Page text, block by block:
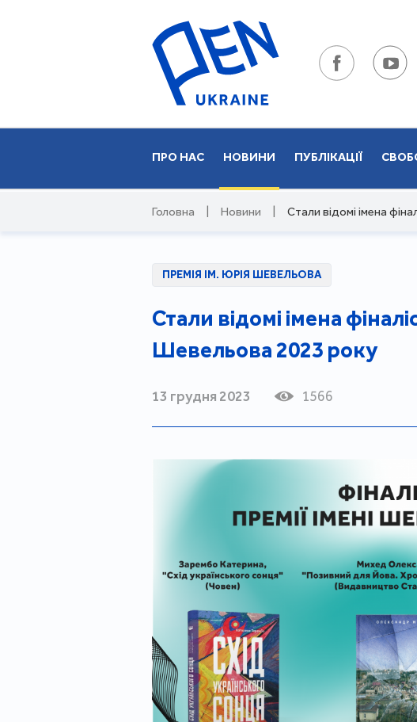
ПРО НАС НОВИНИ ПУБЛІКАЦІЇ
Головна Новини Стали відомі імена
ПРЕМІЯ ІМ. ЮРІЯ ШЕВЕЛЬОВА
Стали відомі імена
Шевельова 2023 року
13 грудня 2023 1566